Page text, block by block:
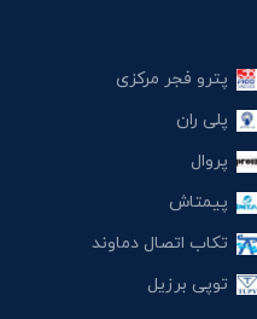
پترو فجر مرکزی
پلی ران
پروال
پیمتاش
تکاب اتصال دماوند
توپی برزیل